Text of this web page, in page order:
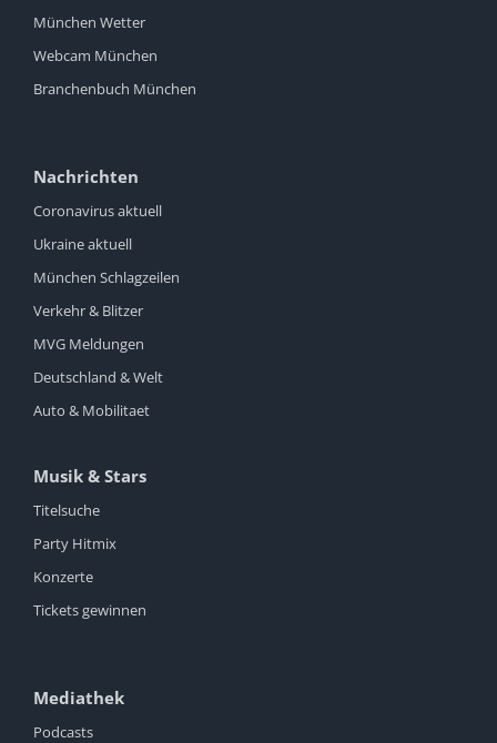
München Wetter
Webcam München
Branchenbuch München
Nachrichten
Coronavirus aktuell
Ukraine aktuell
München Schlagzeilen
Verkehr & Blitzer
MVG Meldungen
Deutschland & Welt
Auto & Mobilitaet
Musik & Stars
Titelsuche
Party Hitmix
Konzerte
Tickets gewinnen
Mediathek
Podcasts